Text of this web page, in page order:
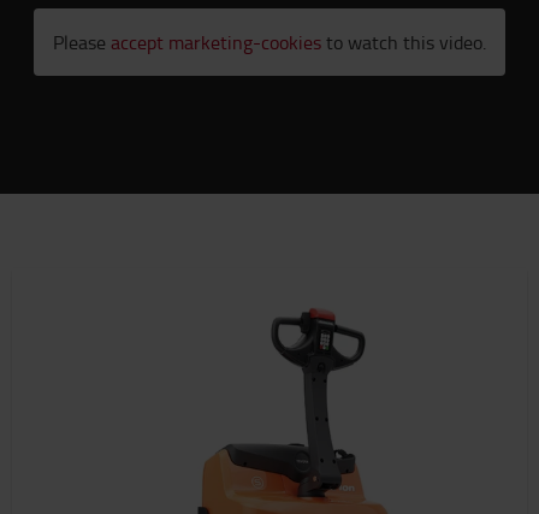
Please accept marketing-cookiesto watch this video.